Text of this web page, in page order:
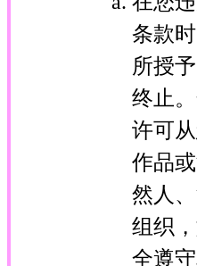
条款
所授
终止
许可
作品
然人
组织
全遵